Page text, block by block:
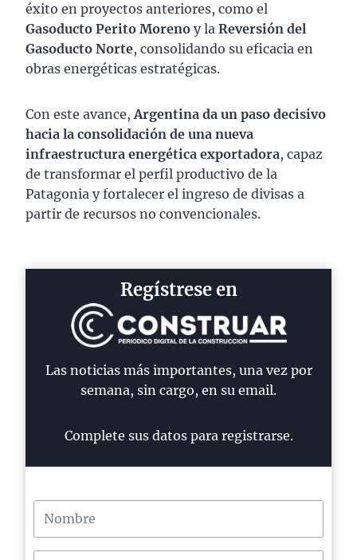
éxito en proyectos anteriores, como el
Gasoducto Perito Moreno y la Reversión del
Gasoducto Norte, consolidando su eficacia en
obras energéticas estratégicas.
Con este avance,Argentina da un paso decisivo
hacia la consolidación de una nueva
infraestructura energética exportadora, capaz
de transformar el perfil productivo de la
Patagonia y fortalecer el ingreso de divisas a
partir de recursos no convencionales.
Regístrese en
Las noticias más importantes, una vez por
semana, sin cargo, en su email.
Complete sus datos para registrarse.